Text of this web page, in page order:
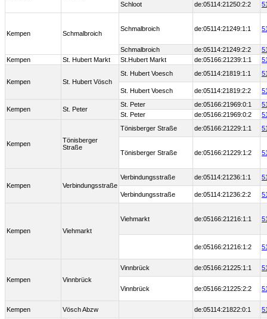
Schloot de:05114:21250:2:2
Kempen Schmalbroich
Schmalbroich de:05114:21249:1:1
Schmalbroich de:05114:21249:2:2
Kempen
St. Hubert Markt St.Hubert Markt de:05166:21239:1:1
Kempen St. Hubert Vösch
St. Hubert Voesch de:05114:21819:1:1
St. Hubert Voesch de:05114:21819:2:2
Kempen St. Peter
St. Peter de:05166:21969:0:1
St. Peter
de:05166:21969:0:2
Kempen
Tönisberger
Straße
Tönisberger Straße de:05166:21229:1:1
Tönisberger Straße de:05166:21229:1:2
Kempen Verbindungsstraße
Verbindungsstraße de:05114:21236:1:1
Verbindungsstraße de:05114:21236:2:2
Kempen Viehmarkt
Viehmarkt de:05166:21216:1:1
de:05166:21216:1:2
Kempen Vinnbrück
Vinnbrück de:05166:21225:1:1
Vinnbrück de:05166:21225:2:2
Kempen Vösch Abzw de:05114:21822:0:1